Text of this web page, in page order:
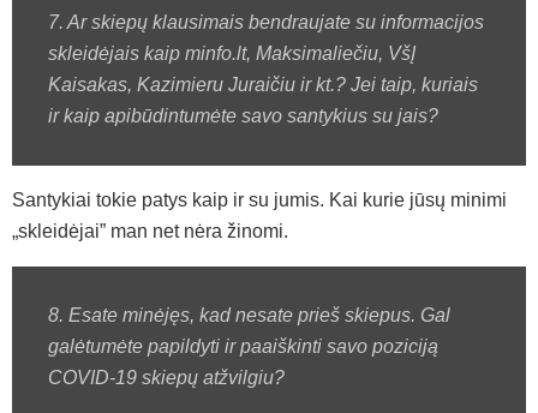
7. Ar skiepų klausimais bendraujate su informacijos
skleidėjais kaip minfo.lt, Maksimaliečiu, VšĮ
Kaisakas, Kazimieru Juraičiu ir kt.? Jei taip, kuriais
ir kaip apibūdintumėte savo santykius su jais?
Santykiai tokie patys kaip ir su jumis. Kai kurie jūsų minimi
„skleidėjai” man net nėra žinomi.
8. Esate minėjęs, kad nesate prieš skiepus. Gal
galėtumėte papildyti ir paaiškinti savo poziciją
COVID-19 skiepų atžvilgiu?